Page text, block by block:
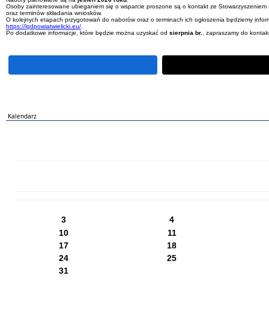
Osoby zainteresowane ubieganiem się o wsparcie proszone są o kontakt ze
oraz terminów składania wniosków.
O kolejnych etapach przygotowań do naborów oraz o terminach ich ogłoszenia będziemy
https://lgdpowiatwielicki.eu/
Po dodatkowe informacje, które będzie można uzyskać od sierpnia br. , zapraszamy do
Kalendarz
3
4
10
11
17
18
24
25
31